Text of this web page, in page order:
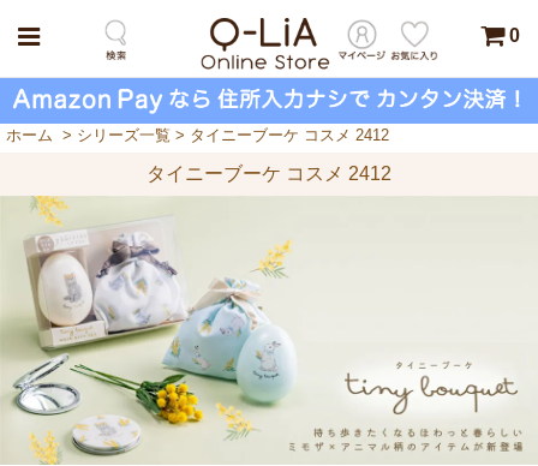
0
ホーム > シリーズ一覧 > タイニーブーケ コスメ 2412
タイニーブーケ コスメ 2412